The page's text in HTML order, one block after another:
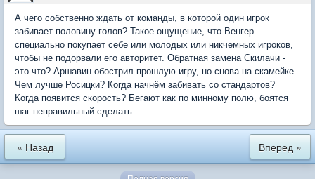
А чего собственно ждать от команды, в которой один игрок
забивает половину голов? Такое ощущение, что Венгер
специально покупает себе или молодых или никчемных игроков,
чтобы не подорвали его авторитет. Обратная замена Скилачи -
это что? Аршавин обострил прошлую игру, но снова на скамейке.
Чем лучше Росицки? Когда начнём забивать со стандартов?
Когда появится скорость? Бегают как по минному полю, боятся
шаг неправильный сделать..
« Назад Вперед »